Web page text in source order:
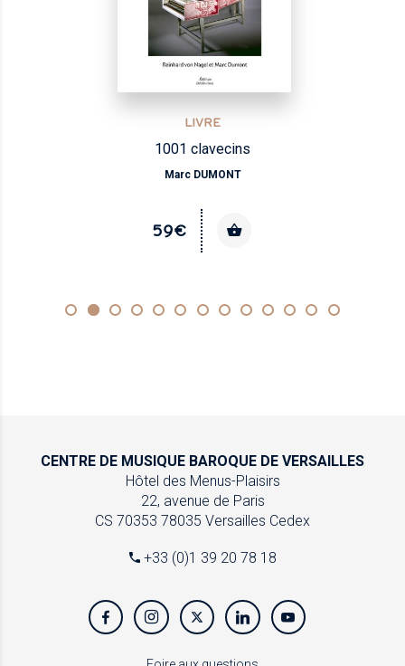
LIVRE
1001 clavecins
Marc DUMONT
59€
CENTRE DE MUSIQUE BAROQUE DE VERSAILLES
Hôtel des Menus-Plaisirs
22, avenue de Paris
CS 70353 78035 Versailles Cedex
+33 (0)1 39 20 78 18